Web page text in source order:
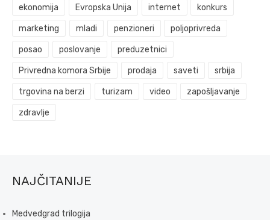
ekonomija Evropska Unija internet konkurs
marketing mladi penzioneri poljoprivreda
posao poslovanje preduzetnici
Privredna komora Srbije prodaja saveti srbija
trgovina na berzi turizam video zapošljavanje
zdravlje
NAJČITANIJE
Medvedgrad trilogija